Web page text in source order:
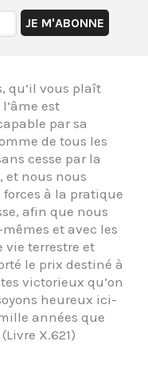
qu’il vous plaît
est
par sa
de tous les
cesse par la
et nous nous
à la pratique
afin que nous
et avec les
vie terrestre et
le prix destiné à
victorieux qu’on
heureux ici-
années que
X.621)